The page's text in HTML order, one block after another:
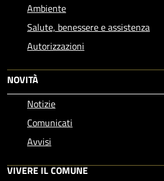
Ambiente
Salute, benessere e assistenza
Autorizzazioni
NOVITÀ
Notizie
Comunicati
Avvisi
VIVERE IL COMUNE